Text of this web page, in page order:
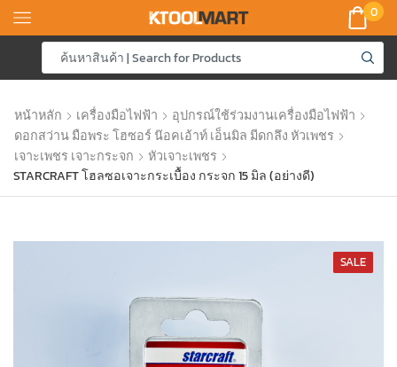
0
หน้าหลัก เครื่องมือไฟฟ้า
อุปกรณ์ใช้ร่วมงานเครื่องมือไฟฟ้า
ดอกสว่าน มือพระ โฮซอร์ น๊อคเอ้าท์ เอ็นมิล มีดกลึง หัวเพชร
เจาะเพชร เจาะกระจก
หัวเจาะเพชร
STARCRAFT โฮลซอเจาะกระเบื้อง กระจก 15 มิล (อย่างดี)
SALE